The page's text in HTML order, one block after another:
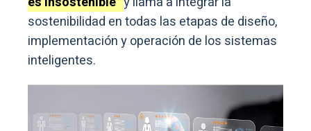
sostenibilidad en todas las etapas de diseño,
implementación y operación de los sistemas
inteligentes.